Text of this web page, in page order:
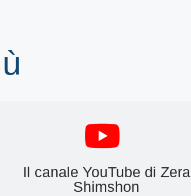
Il canale YouTube di Zera
Shimshon